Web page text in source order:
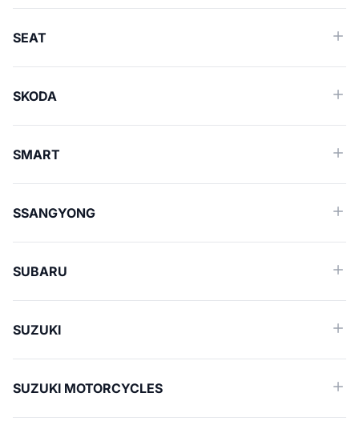
SEAT
SKODA
SMART
SSANGYONG
SUBARU
SUZUKI
SUZUKI MOTORCYCLES